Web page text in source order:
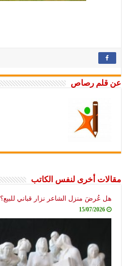
عن قلم رصاص
مقالات أخرى لنفس الكاتب
هل عُرضَ منزل الشاعر نزار قباني للبيع؟
15/07/2026